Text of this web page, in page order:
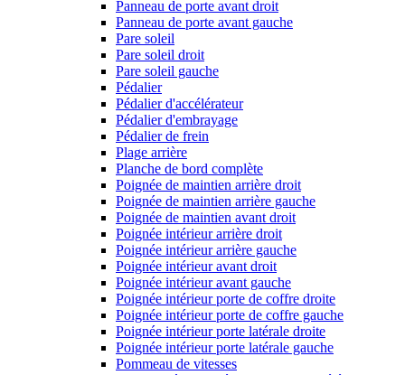
Panneau de porte avant droit
Panneau de porte avant gauche
Pare soleil
Pare soleil droit
Pare soleil gauche
Pédalier
Pédalier d'accélérateur
Pédalier d'embrayage
Pédalier de frein
Plage arrière
Planche de bord complète
Poignée de maintien arrière droit
Poignée de maintien arrière gauche
Poignée de maintien avant droit
Poignée intérieur arrière droit
Poignée intérieur arrière gauche
Poignée intérieur avant droit
Poignée intérieur avant gauche
Poignée intérieur porte de coffre droite
Poignée intérieur porte de coffre gauche
Poignée intérieur porte latérale droite
Poignée intérieur porte latérale gauche
Pommeau de vitesses